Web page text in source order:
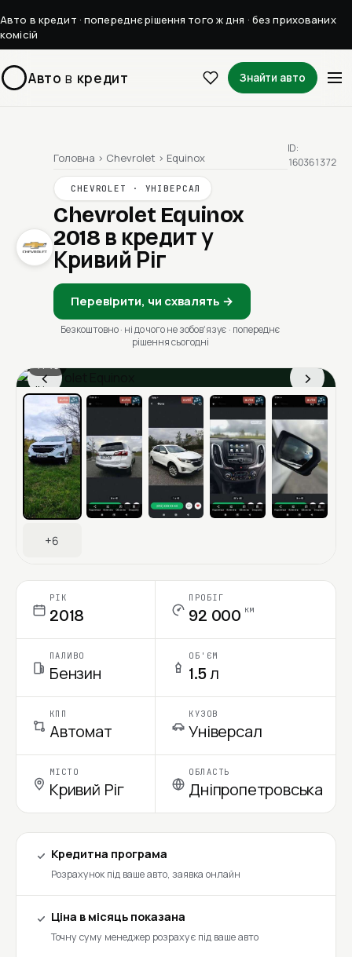
Авто в кредит · попереднє рішення того ж дня · без прихованих
комісій
Авто в кредит Знайти авто
Головна › Chevrolet › Equinox
CHEVROLET · УНІВЕРСАЛ
Chevrolet Equinox
2018 в кредит у
Кривий Ріг
Перевірити, чи схвалять →
Безкоштовно · ні до чого не зобовʼязує · попереднє
рішення сьогодні
ID:
160361372
‹ ›
1 / 13
Ціна в місяць
+6
РІК
2018
ПРОБІГ
92 000 км
ПАЛИВО
Бензин
ОБ'ЄМ
1.5 л
КПП
Автомат
КУЗОВ
Універсал
МІСТО
Кривий Ріг
ОБЛАСТЬ
Дніпропетровська
Кредитна програма
Розрахунок під ваше авто, заявка онлайн
Ціна в місяць показана
Точну суму менеджер розрахує під ваше авто